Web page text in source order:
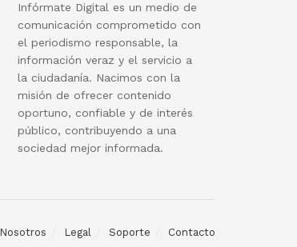
Infórmate Digital es un medio de
comunicación comprometido con
el periodismo responsable, la
información veraz y el servicio a
la ciudadanía. Nacimos con la
misión de ofrecer contenido
oportuno, confiable y de interés
público, contribuyendo a una
sociedad mejor informada.
Nosotros Legal Soporte Contacto